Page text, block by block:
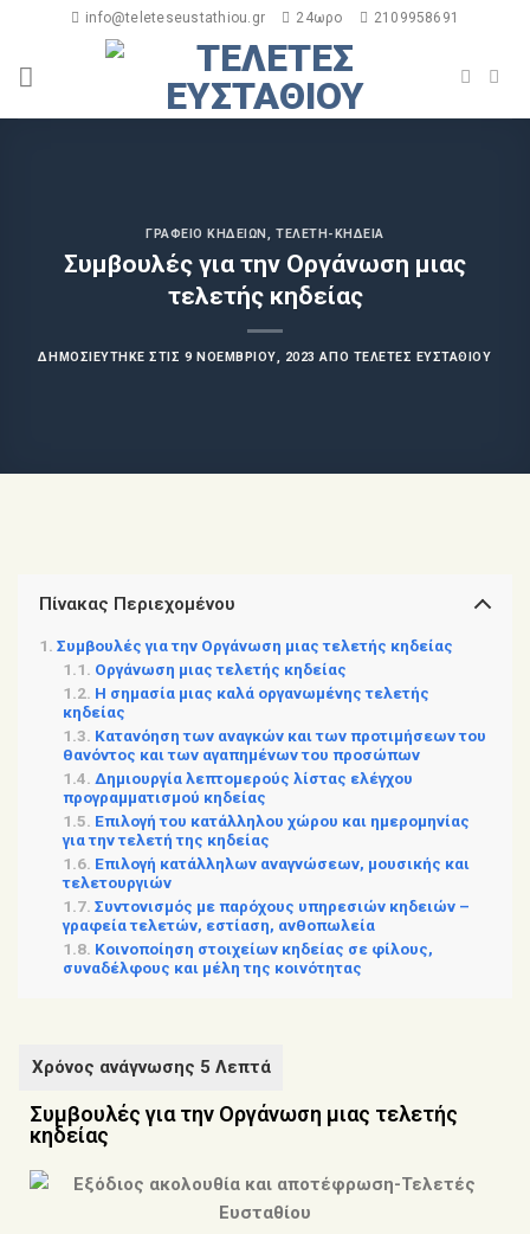
info@teleteseustathiou.gr 24ωρο 2109958691
ΓΡΑΦΕΊΟ ΚΗΔΕΙΏΝ ,ΤΕΛΕΤΉ-ΚΗΔΕΊΑ
Συμβουλές για την Οργάνωση μιας
τελετής κηδείας
ΔΗΜΟΣΙΕΎΤΗΚΕ ΣΤΙΣ 9 ΝΟΕΜΒΡΊΟΥ, 2023 ΑΠΌ ΤΕΛΕΤΈΣ ΕΥΣΤΑΘΊΟΥ
Πίνακας Περιεχομένου
Συμβουλές για την Οργάνωση μιας τελετής κηδείας
Οργάνωση μιας τελετής κηδείας
Η σημασία μιας καλά οργανωμένης τελετής
κηδείας
Κατανόηση των αναγκών και των προτιμήσεων του
θανόντος και των αγαπημένων του προσώπων
Δημιουργία λεπτομερούς λίστας ελέγχου
προγραμματισμού κηδείας
Επιλογή του κατάλληλου χώρου και ημερομηνίας
για την τελετή της κηδείας
Επιλογή κατάλληλων αναγνώσεων, μουσικής και
τελετουργιών
Συντονισμός με παρόχους υπηρεσιών κηδειών –
γραφεία τελετών, εστίαση, ανθοπωλεία
Κοινοποίηση στοιχείων κηδείας σε φίλους,
συναδέλφους και μέλη της κοινότητας
Συμβουλές για την Οργάνωση μιας τελετής
κηδείας